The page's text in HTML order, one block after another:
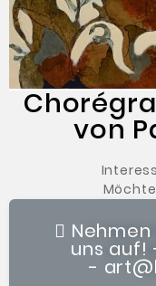
von
uns auf!
-